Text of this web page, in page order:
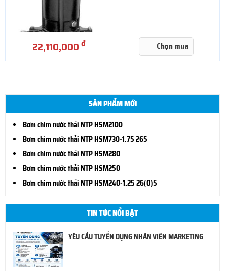
22,110,000đ Chọn mua
SẢN PHẨM MỚI
Bơm chìm nước thải NTP HSM2100
Bơm chìm nước thải NTP HSM730-1.75 265
Bơm chìm nước thải NTP HSM280
Bơm chìm nước thải NTP HSM250
Bơm chìm nước thải NTP HSM240-1.25 26(O)5
TIN TỨC NỔI BẬT
YÊU CẦU TUYỂN DỤNG NHÂN VIÊN MARKETING